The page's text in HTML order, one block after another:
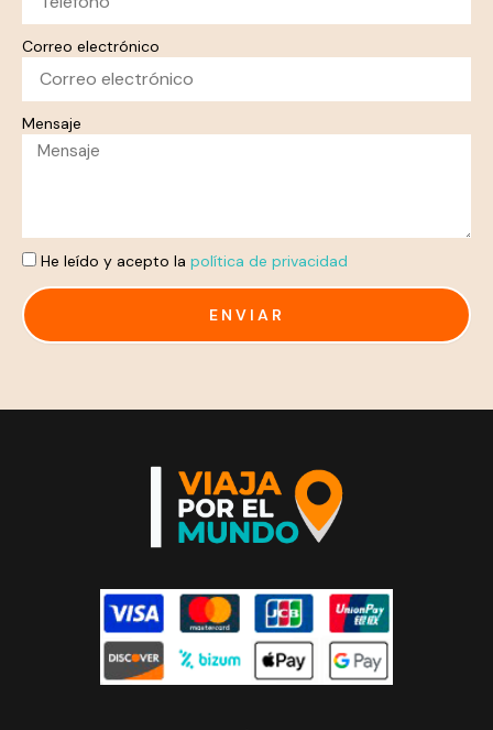
Correo electrónico
Mensaje
He leído y acepto la política de privacidad
ENVIAR